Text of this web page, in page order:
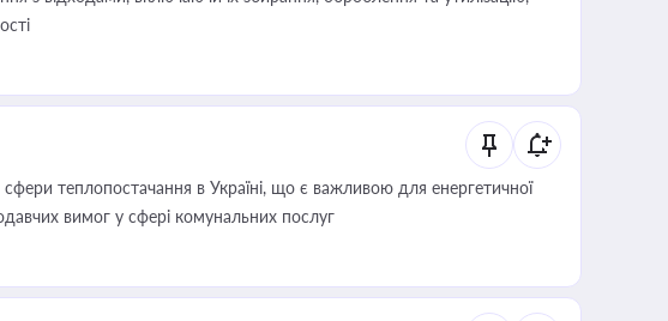
теплопостачання в Україні, що є важливою для енергетичної
вимог у сфері комунальних послуг